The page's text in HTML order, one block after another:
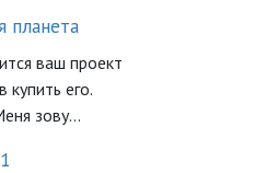
планета
ваш проект
купить его.
зову...